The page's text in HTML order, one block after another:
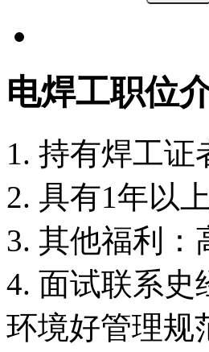
电焊工职位
1. 持有焊工证
2. 具有1年以
3. 其他福利：
环境好管理规